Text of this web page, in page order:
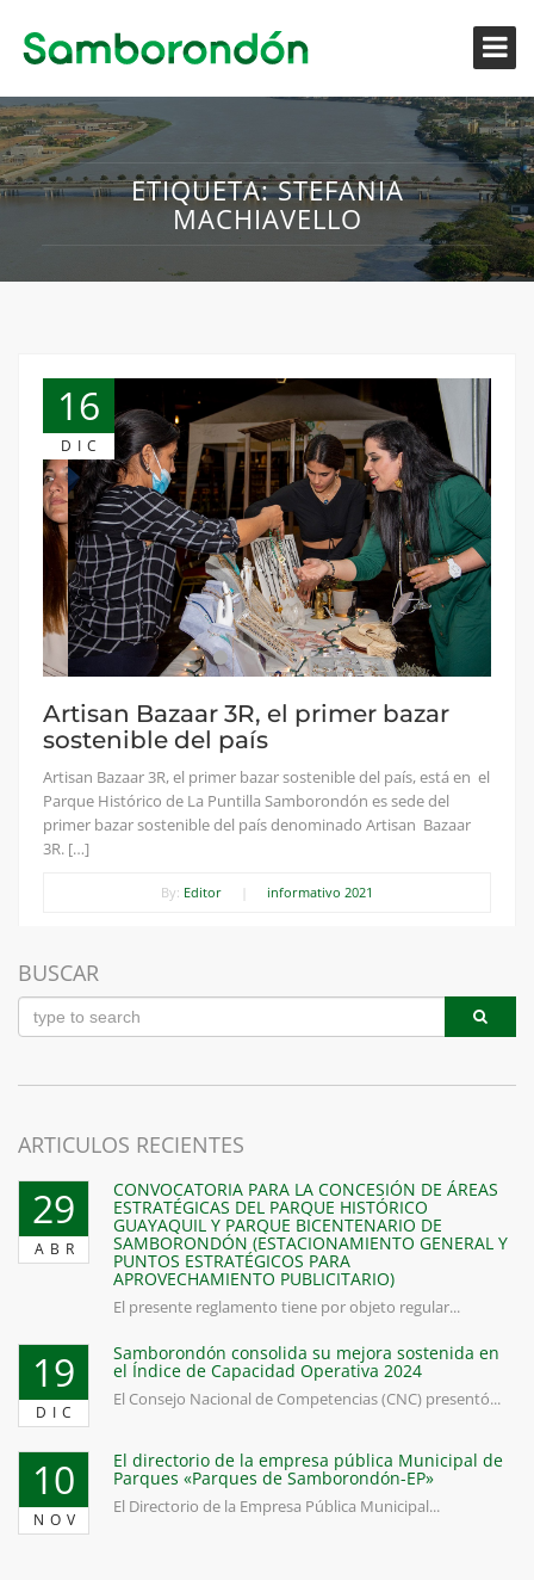
ETIQUETA:STEFANIA
MACHIAVELLO
16
DIC
Artisan Bazaar 3R, el primer bazar
sostenible del país
Artisan Bazaar 3R, el primer bazar sostenible del país, está en el
Parque Histórico de La Puntilla Samborondón es sede del
primer bazar sostenible del país denominado Artisan Bazaar
3R. […]
By: Editor informativo 2021
BUSCAR
ARTICULOS RECIENTES
29
ABR
CONVOCATORIA PARA LA CONCESIÓN DE ÁREAS
ESTRATÉGICAS DEL PARQUE HISTÓRICO
GUAYAQUIL Y PARQUE BICENTENARIO DE
SAMBORONDÓN (ESTACIONAMIENTO GENERAL Y
PUNTOS ESTRATÉGICOS PARA
APROVECHAMIENTO PUBLICITARIO)
El presente reglamento tiene por objeto regular...
19
DIC
Samborondón consolida su mejora sostenida en
el Índice de Capacidad Operativa 2024
El Consejo Nacional de Competencias (CNC) presentó...
10
NOV
El directorio de la empresa pública Municipal de
Parques «Parques de Samborondón-EP»
El Directorio de la Empresa Pública Municipal...